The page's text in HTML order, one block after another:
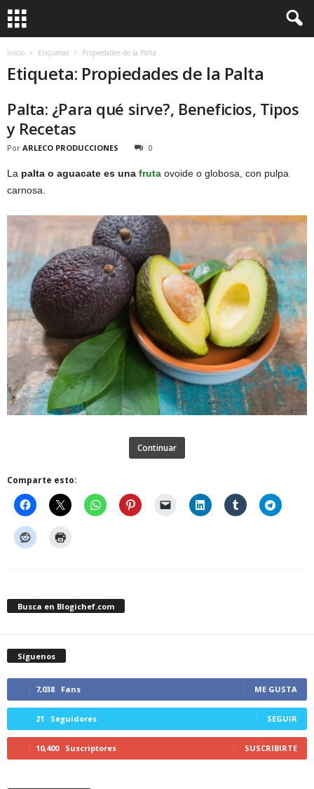
Inicio Etiquetas Propiedades de la Palta
Etiqueta: Propiedades de la Palta
Palta: ¿Para qué sirve?, Beneficios, Tipos
y Recetas
Por ARLECO PRODUCCIONES 0
La palta o aguacate es una fruta ovoide o globosa, con pulpa
carnosa.
Continuar
Comparte esto:
Busca en Blogichef.com
Síguenos
7,038 Fans ME GUSTA
21 Seguidores SEGUIR
10,400 Suscriptores SUSCRIBIRTE